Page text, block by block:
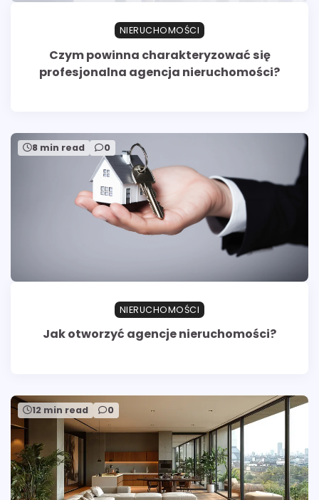
NIERUCHOMOŚCI
Czym powinna charakteryzować się
profesjonalna agencja nieruchomości?
8 min read 0
NIERUCHOMOŚCI
Jak otworzyć agencje nieruchomości?
12 min read 0